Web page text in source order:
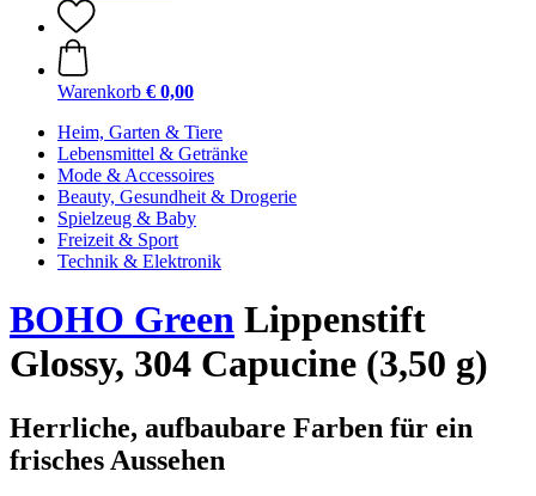
Warenkorb € 0,00
Heim, Garten & Tiere
Lebensmittel & Getränke
Mode & Accessoires
Beauty, Gesundheit & Drogerie
Spielzeug & Baby
Freizeit & Sport
Technik & Elektronik
BOHO Green Lippenstift
Glossy, 304 Capucine (3,50 g)
Herrliche, aufbaubare Farben für ein
frisches Aussehen